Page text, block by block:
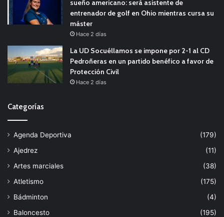
sueño americano: será asistente de
entrenador de golf en Ohio mientras cursa su
máster
Hace 2 días
La UD Socuéllamos se impone por 2-1 al CD
Pedroñeras en un partido benéfico a favor de
Protección Civil
Hace 2 días
Categorías
Agenda Deportiva
(179)
Ajedrez
(11)
Artes marciales
(38)
Atletismo
(175)
Bádminton
(4)
Baloncesto
(195)